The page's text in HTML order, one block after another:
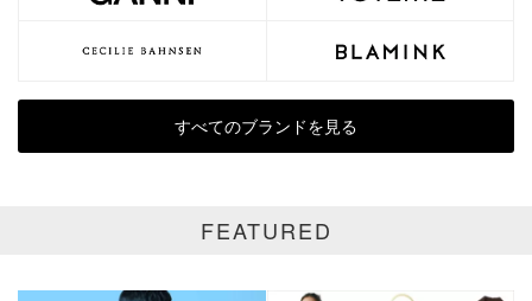
すべてのブランドを見る
FEATURED